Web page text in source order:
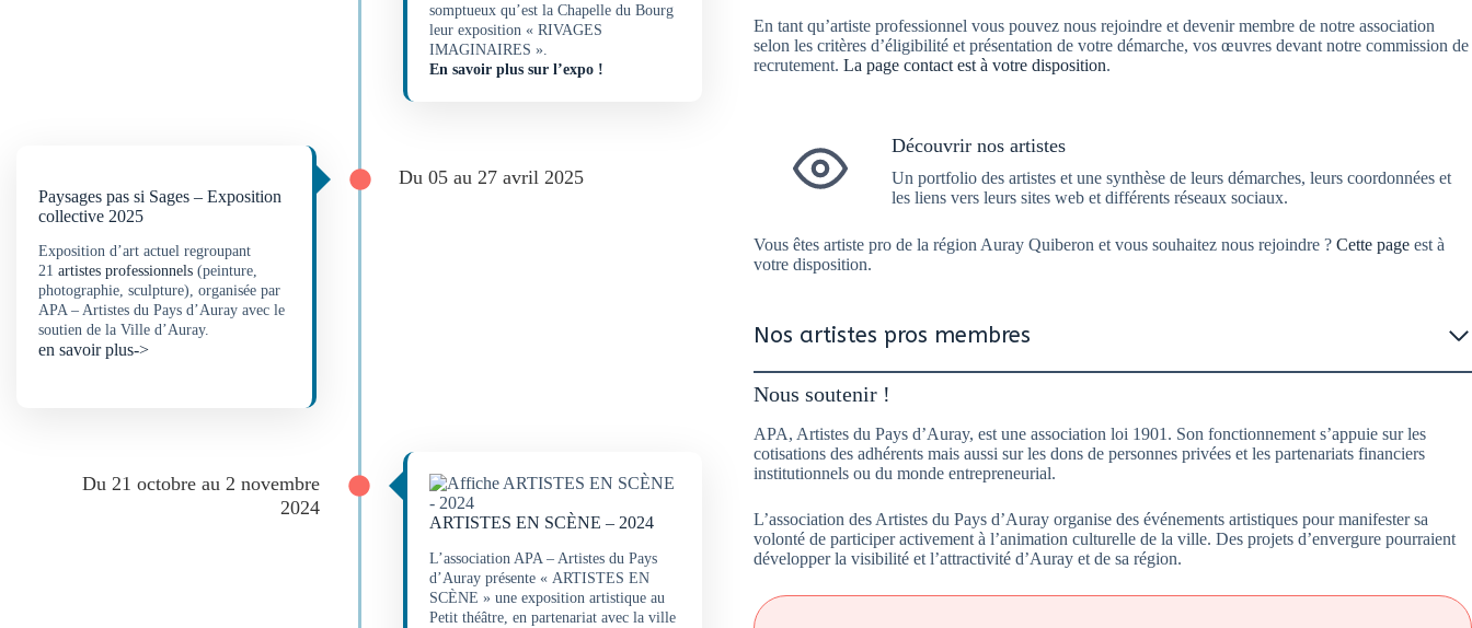
somptueux qu’est la Chapelle du Bourg
leur exposition « RIVAGES
IMAGINAIRES ».
En savoir plus sur l’expo !
Du 05 au 27 avril 2025
Paysages pas si Sages – Exposition
collective 2025
Exposition d’art actuel regroupant
21 artistes professionnels (peinture,
photographie, sculpture), organisée par
APA – Artistes du Pays d’Auray avec le
soutien de la Ville d’Auray.
en savoir plus->
Du 21 octobre au 2 novembre
2024
ARTISTES EN SCÈNE – 2024
L’association APA – Artistes du Pays
d’Auray présente « ARTISTES EN
SCÈNE » une exposition artistique au
Petit théâtre, en partenariat avec la ville
En tant qu’artiste professionnel vous pouvez nous rejoindre et devenir membre de notre association
selon les critères d’éligibilité et présentation de votre démarche, vos œuvres devant notre commission de
recrutement. La page contact est à votre disposition.
Découvrir nos artistes
Un portfolio des artistes et une synthèse de leurs démarches, leurs coordonnées et
les liens vers leurs sites web et différents réseaux sociaux.
Vous êtes artiste pro de la région Auray Quiberon et vous souhaitez nous rejoindre ? Cette page est à
votre disposition.
Nos artistes pros membres
Nous soutenir !
APA, Artistes du Pays d’Auray, est une association loi 1901. Son fonctionnement s’appuie sur les
cotisations des adhérents mais aussi sur les dons de personnes privées et les partenariats financiers
institutionnels ou du monde entrepreneurial.
L’association des Artistes du Pays d’Auray organise des événements artistiques pour manifester sa
volonté de participer activement à l’animation culturelle de la ville. Des projets d’envergure pourraient
développer la visibilité et l’attractivité d’Auray et de sa région.